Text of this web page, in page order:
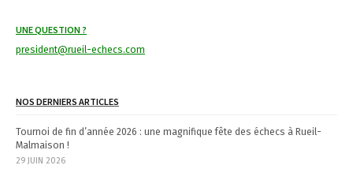
g
t
i
o
UNE QUESTION ?
president@rueil-echecs.com
NOS DERNIERS ARTICLES
Tournoi de fin d’année 2026 : une magnifique fête des échecs à Rueil-
Malmaison !
29 JUIN 2026